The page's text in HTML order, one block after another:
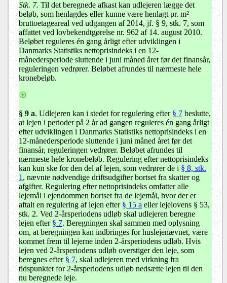
Stk. 7. Til det beregnede afkast kan udlejeren lægge det
beløb, som henlagdes eller kunne være henlagt pr. m²
bruttoetageareal ved udgangen af 2014, jf. § 9, stk. 7, som
affattet ved lovbekendtgørelse nr. 962 af 14. august 2010.
Beløbet reguleres én gang årligt efter udviklingen i
Danmarks Statistiks nettoprisindeks i en 12-
månedersperiode sluttende i juni måned året før det finansår,
reguleringen vedrører. Beløbet afrundes til nærmeste hele
kronebeløb.
§ 9 a. Udlejeren kan i stedet for regulering efter § 7 beslutte,
at lejen i perioder på 2 år ad gangen reguleres én gang årligt
efter udviklingen i Danmarks Statistiks nettoprisindeks i en
12-månedersperiode sluttende i juni måned året før det
finansår, reguleringen vedrører. Beløbet afrundes til
nærmeste hele kronebeløb. Regulering efter nettoprisindeks
kan kun ske for den del af lejen, som vedrører de i § 8, stk.
1, nævnte nødvendige driftsudgifter bortset fra skatter og
afgifter. Regulering efter nettoprisindeks omfatter alle
lejemål i ejendommen bortset fra de lejemål, hvor der er
aftalt en regulering af lejen efter § 15 a eller lejelovens § 53,
stk. 2. Ved 2-årsperiodens udløb skal udlejeren beregne
lejen efter § 7. Beregningen skal sammen med oplysning
om, at beregningen kan indbringes for huslejenævnet, være
kommet frem til lejerne inden 2-årsperiodens udløb. Hvis
lejen ved 2-årsperiodens udløb overstiger den leje, som
beregnes efter § 7, skal udlejeren med virkning fra
tidspunktet for 2-årsperiodens udløb nedsætte lejen til den
nu beregnede leje.